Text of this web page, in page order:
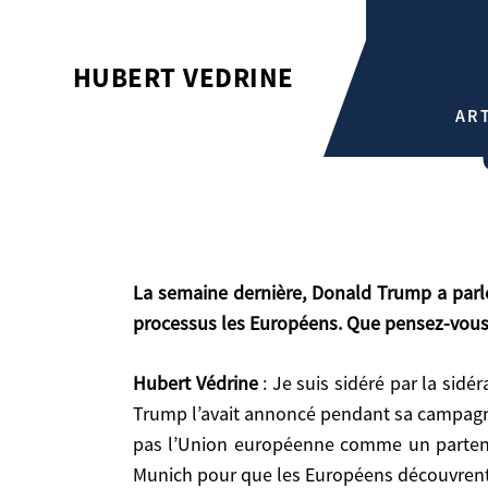
HUBERT VEDRINE
La semaine dernière, Donald Trump a parlé à Vladimir Poutine pendant 1h30 au téléphone pour mettre fin au conflit en Ukraine en excluant du
processus les Européens. Que pensez-
Hubert Védrine: Je suis sidéré par la
Trump l’avait annoncé pendant sa
pas l’Union européenne comme un
Munich pour que les Européens
UKRAINE, PERTES ET FRACAS
les Européens. Que pensez-vous de cette